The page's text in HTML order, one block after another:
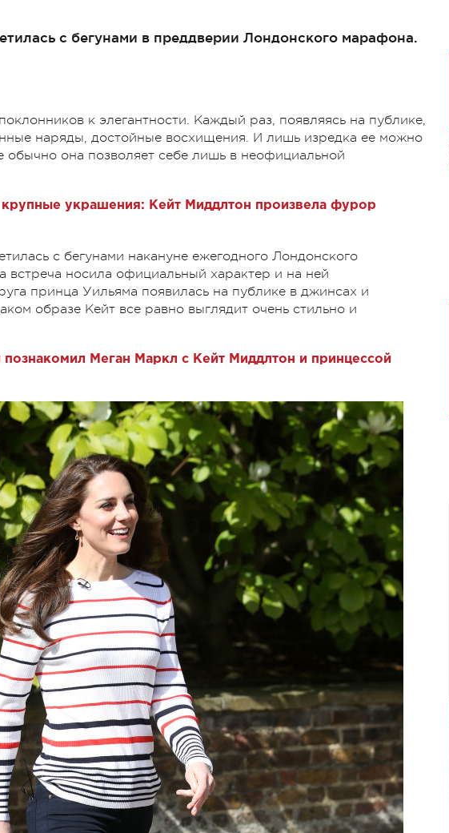
с бегунами в преддверии Лондонского марафона.
к элегантности. Каждый раз, появляясь на публике,
наряды, достойные восхищения. И лишь изредка ее можно
обычно она позволяет себе лишь в неофициальной
украшения: Кейт Миддлтон произвела фурор
с бегунами накануне ежегодного Лондонского
встреча носила официальный характер и на ней
принца Уильяма появилась на публике в джинсах и
образе Кейт все равно выглядит очень стильно и
познакомил Меган Маркл с Кейт Миддлтон и принцессой